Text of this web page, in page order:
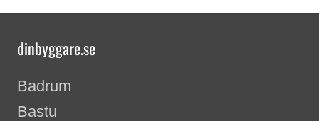
dinbyggare.se
Badrum
Bastu